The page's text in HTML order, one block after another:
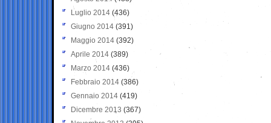
Luglio 2014 (436)
Giugno 2014 (391)
Maggio 2014 (392)
Aprile 2014 (389)
Marzo 2014 (436)
Febbraio 2014 (386)
Gennaio 2014 (419)
Dicembre 2013 (367)